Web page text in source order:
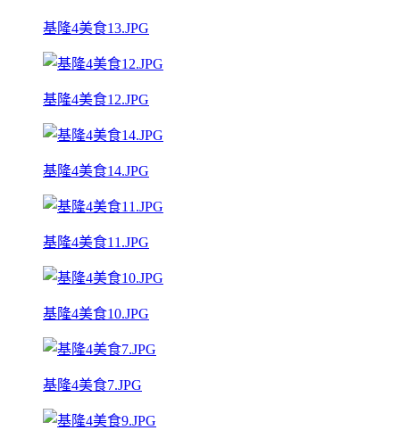
基隆4美食13.JPG
基隆4美食12.JPG
基隆4美食14.JPG
基隆4美食11.JPG
基隆4美食10.JPG
基隆4美食7.JPG